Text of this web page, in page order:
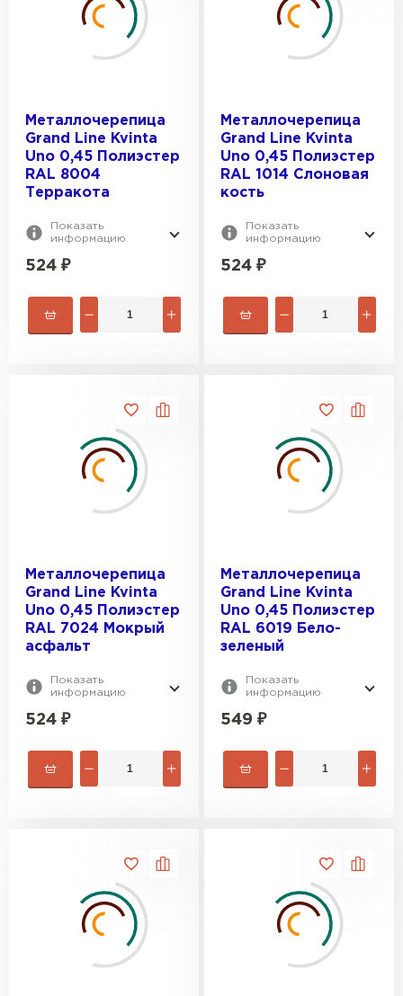
Металлочерепица
Grand Line Kvinta
Uno 0,45 Полиэстер
RAL 8004
Терракота
Показать
информацию
524 ₽
Металлочерепица
Grand Line Kvinta
Uno 0,45 Полиэстер
RAL 1014 Слоновая
кость
Показать
информацию
524 ₽
Металлочерепица
Grand Line Kvinta
Uno 0,45 Полиэстер
RAL 7024 Мокрый
асфальт
Показать
информацию
524 ₽
Металлочерепица
Grand Line Kvinta
Uno 0,45 Полиэстер
RAL 6019 Бело-
зеленый
Показать
информацию
549 ₽